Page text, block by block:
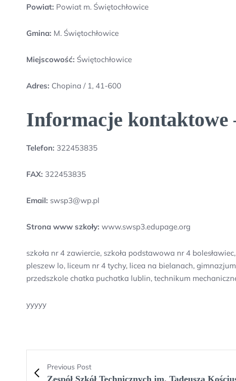
Powiat: Powiat m. Świętochłowice
Gmina: M. Świętochłowice
Miejscowość: Świętochłowice
Adres: Chopina / 1, 41-600
Informacje kontaktowe
Telefon: 322453835
FAX: 322453835
Email: swsp3@wp.pl
Strona www szkoły: www.swsp3.edupage.org
szkoła nr 4 zawiercie, szkoła podstawowa nr 4
pleszew lo, liceum nr 4 tychy, licea na bielanach,
przedszkole chatka puchatka lublin, technikum
yyyyy
Previous Post
Zespół Szkół Technicznych im. Tadeusza